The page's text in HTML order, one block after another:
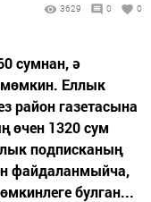
3629 0 0
сумнан, ә
Еллык
район газетасына
өчен 1320 сум
подписканың
файдаланмыйча,
булган...